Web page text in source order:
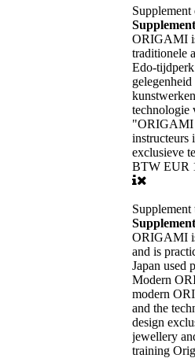
ORIGAMI
traditionele
Edo-
technologie
"ORIGAMI
instructeurs
exclusieve
BTW EUR
ORIGAMI
and is
Japan used
Modern
modern
and the
design
jewellery
training